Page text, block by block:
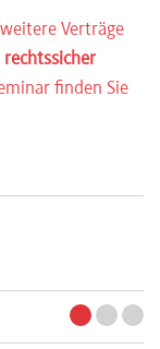
Verträge
finden Sie